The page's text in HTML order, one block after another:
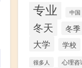
专业 中国
冬天 冬季
大学 学校
很多人 心理咨